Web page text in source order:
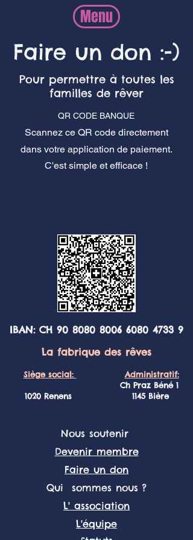
Menu
Faire un don :-)
Pour permettre à toutes les
familles de rêver
QR CODE BANQUE
Scannez ce QR code directement
dans votre application de paiement.
C'est simple etefficace !
IBAN: CH 90 8080 8006 6080 4733 9
La fabrique des rêves
Siège social:
Administratif:
Ch Praz Béné 1
1020 Renens 1145 Bière
Nous soutenir
Devenir membre
Faire un don
Qui sommes nous ?
L' association
L'équipe